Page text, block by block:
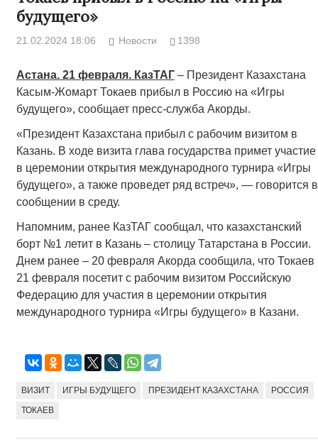
будущего»
21.02.2024 18:06 Новости 1398
Астана. 21 февраля. КазТАГ– Президент Казахстана
Касым-Жомарт Токаев прибыл в Россию на «Игры
будущего», сообщает пресс-служба Акорды.
«Президент Казахстана прибыл с рабочим визитом в
Казань. В ходе визита глава государства примет участие
в церемонии открытия международного турнира «Игры
будущего», а также проведет ряд встреч», — говорится в
сообщении в среду.
Напомним, ранее КазТАГ сообщал, что казахстанский
борт №1 летит в Казань – столицу Татарстана в России.
Днем ранее – 20 февраля Акорда сообщила, что Токаев
21 февраля посетит с рабочим визитом Российскую
Федерацию для участия в церемонии открытия
международного турнира «Игры будущего» в Казани.
ВИЗИТ ИГРЫ БУДУЩЕГО ПРЕЗИДЕНТ КАЗАХСТАНА РОССИЯ
ТОКАЕВ